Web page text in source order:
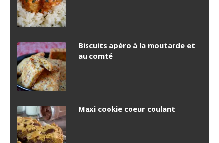
Biscuits apéro à la moutarde et
au comté
Maxi cookie coeur coulant